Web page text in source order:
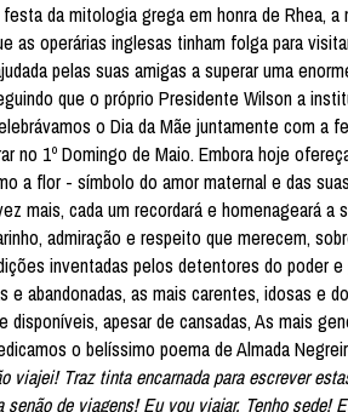
da mitologia grega em honra de Rhea,
as operárias inglesas tinham folga para
pelas suas amigas a superar uma
que o próprio Presidente Wilson a
o Dia da Mãe juntamente com a
no 1º Domingo de Maio. Embora hoje
a flor - símbolo do amor maternal e das
mais, cada um recordará e homenageará a
admiração e respeito que merecem,
inventadas pelos detentores do poder
abandonadas, as mais carentes, idosas e
apesar de cansadas, As mais
o belíssimo poema de Almada
Traz tinta encarnada para escrever
de viagens! Eu vou viajar. Tenho sede!